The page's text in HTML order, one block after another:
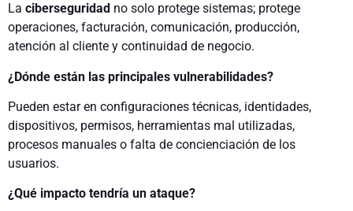
La ciberseguridad no solo protege sistemas; protege
operaciones, facturación, comunicación, producción,
atención al cliente y continuidad de negocio.
¿Dónde están las principales vulnerabilidades?
Pueden estar en configuraciones técnicas, identidades,
dispositivos, permisos, herramientas mal utilizadas,
procesos manuales o falta de concienciación de los
usuarios.
¿Qué impacto tendría un ataque?